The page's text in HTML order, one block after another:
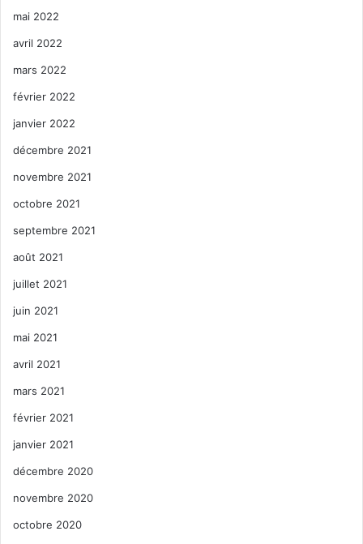
mai 2022
avril 2022
mars 2022
février 2022
janvier 2022
décembre 2021
novembre 2021
octobre 2021
septembre 2021
août 2021
juillet 2021
juin 2021
mai 2021
avril 2021
mars 2021
février 2021
janvier 2021
décembre 2020
novembre 2020
octobre 2020